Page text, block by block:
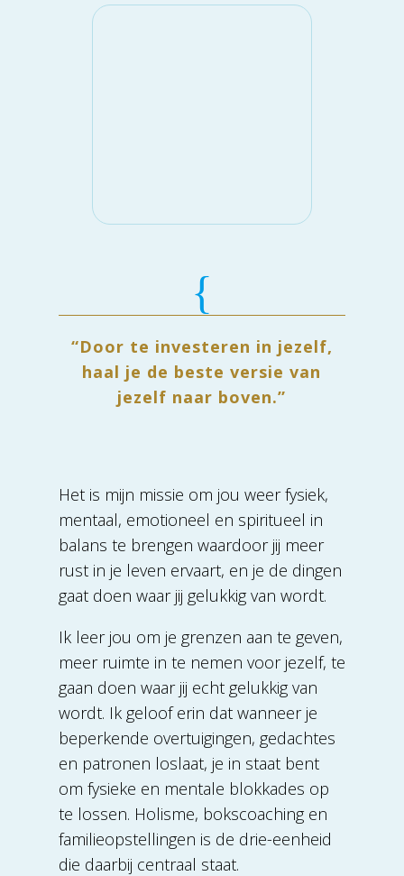
{
“Door te investeren in jezelf,
haal je de beste versie van
jezelf naar boven.”
Het is mijn missie om jou weer fysiek,
mentaal, emotioneel en spiritueel in
balans te brengen waardoor jij meer
rust in je leven ervaart, en je de dingen
gaat doen waar jij gelukkig van wordt.
Ik leer jou om je grenzen aan te geven,
meer ruimte in te nemen voor jezelf, te
gaan doen waar jij echt gelukkig van
wordt. Ik geloof erin dat wanneer je
beperkende overtuigingen, gedachtes
en patronen loslaat, je in staat bent
om fysieke en mentale blokkades op
te lossen. Holisme, bokscoaching en
familieopstellingen is de drie-eenheid
die daarbij centraal staat.